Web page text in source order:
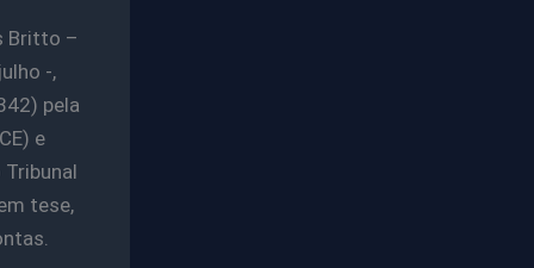
Britto –
-,
pela
e
tese,